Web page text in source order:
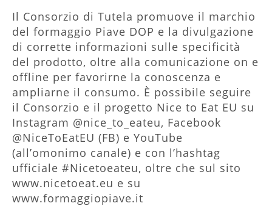
Il Consorzio di Tutela promuove il marchio
del formaggio Piave DOP e la divulgazione
di corrette informazioni sulle specificità
del prodotto, oltre alla comunicazione on e
offline per favorirne la conoscenza e
ampliarne il consumo. È possibile seguire
il Consorzio e il progetto Nice to Eat EU su
Instagram @nice_to_eateu, Facebook
@NiceToEatEU (FB) e YouTube
(all’omonimo canale) e con l’hashtag
ufficiale #Nicetoeateu, oltre che sul sito
www.nicetoeat.eu e su
www.formaggiopiave.it